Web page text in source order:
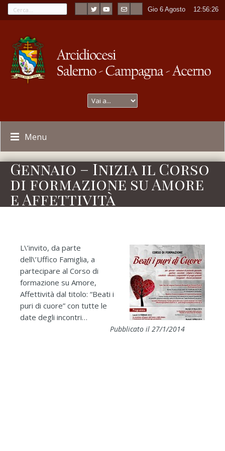
Gio 6 Agosto 12:56:26
Menu
Gennaio – Inizia il Corso
di formazione su Amore
e Affettività
L\’invito, da parte
dell\’Uffico Famiglia, a
partecipare al Corso di
formazione su Amore,
Affettività dal titolo: “Beati i
puri di cuore” con tutte le
date degli incontri…
Pubblicato il 27/1/2014